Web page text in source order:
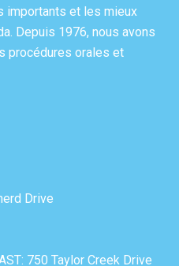
importants et les mieux
Depuis 1976, nous avons
procédures orales et
Drive
750 Taylor Creek Drive